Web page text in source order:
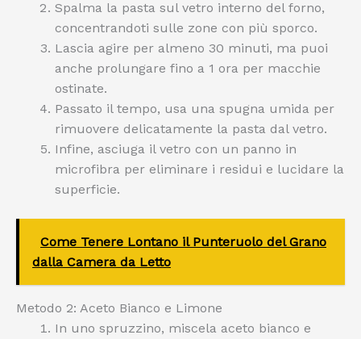
Spalma la pasta sul vetro interno del forno,
concentrandoti sulle zone con più sporco.
Lascia agire per almeno 30 minuti, ma puoi
anche prolungare fino a 1 ora per macchie
ostinate.
Passato il tempo, usa una spugna umida per
rimuovere delicatamente la pasta dal vetro.
Infine, asciuga il vetro con un panno in
microfibra per eliminare i residui e lucidare la
superficie.
Come Tenere Lontano il Punteruolo del Grano
dalla Camera da Letto
Metodo 2: Aceto Bianco e Limone
In uno spruzzino, miscela aceto bianco e